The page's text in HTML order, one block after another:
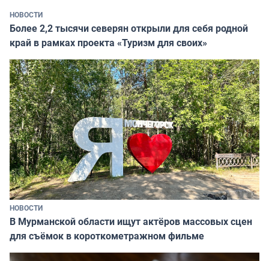
НОВОСТИ
Более 2,2 тысячи северян открыли для себя родной
край в рамках проекта «Туризм для своих»
НОВОСТИ
В Мурманской области ищут актёров массовых сцен
для съёмок в короткометражном фильме